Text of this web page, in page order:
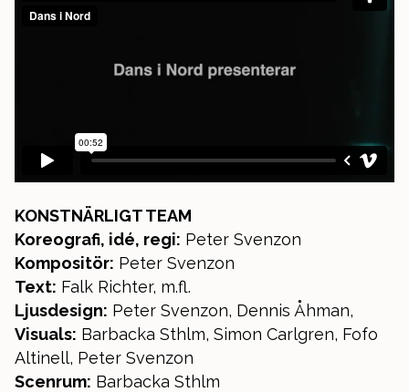
KONSTNÄRLIGT TEAM
Koreografi, idé, regi: Peter Svenzon
Kompositör: Peter Svenzon
Text: Falk Richter, m.fl.
Ljusdesign: Peter Svenzon, Dennis Åhman,
Visuals: Barbacka Sthlm, Simon Carlgren, Fofo
Altinell, Peter Svenzon
Scenrum: Barbacka Sthlm